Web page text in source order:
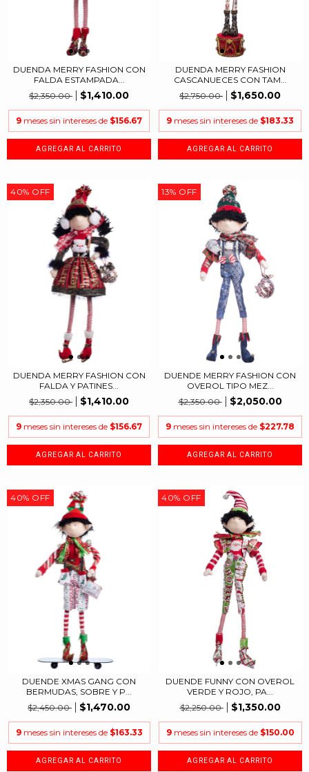
DUENDA MERRY FASHION CON
FALDA ESTAMPADA...
$2,350.00
$1,410.00
9 meses sin intereses de $156.67
DUENDA MERRY FASHION
CASCANUECES CON TAM...
$2,750.00
$1,650.00
9 meses sin intereses de $183.33
40% OFF
DUENDA MERRY FASHION CON
FALDA Y PATINES...
$2,350.00
$1,410.00
9 meses sin intereses de $156.67
13% OFF
DUENDE MERRY FASHION CON
OVEROL TIPO MEZ...
$2,350.00
$2,050.00
9 meses sin intereses de $227.78
40% OFF
DUENDE XMAS GANG CON
BERMUDAS, SOBRE Y P...
$2,450.00
$1,470.00
9 meses sin intereses de $163.33
40% OFF
DUENDE FUNNY CON OVEROL
VERDE Y ROJO, PA...
$2,250.00
$1,350.00
9 meses sin intereses de $150.00